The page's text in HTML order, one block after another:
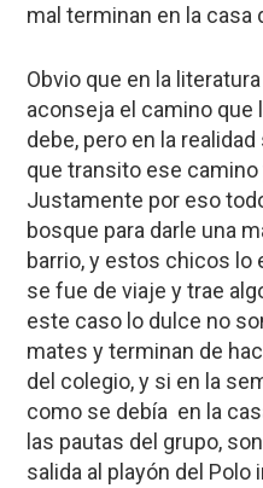
mal terminan en la casa
Obvio que en la
aconseja el camino que
debe, pero en la
que transito ese camino
Justamente por eso
bosque para darle una
barrio, y estos chicos lo
se fue de viaje y trae
este caso lo dulce no
mates y terminan de
del colegio, y si en la
como se debía en la
las pautas del grupo,
salida al playón del